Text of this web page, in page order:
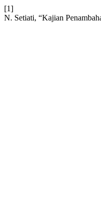
[1]
N. Setiati, “Kajian